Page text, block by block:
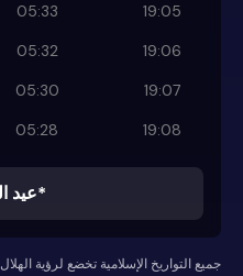
05:33
19:05
05:32
19:06
05:30
19:07
05:28 19:08
عيد الفطر*
*جميع التواريخ الإسلامية تخضع لرؤية الهلال